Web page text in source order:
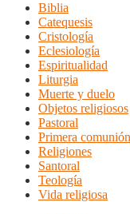
Biblia
Catequesis
Cristología
Eclesiología
Espiritualidad
Liturgia
Muerte y duelo
Objetos religiosos
Pastoral
Primera comunión
Religiones
Santoral
Teología
Vida religiosa